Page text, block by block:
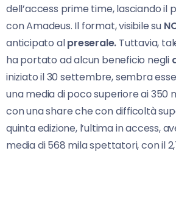
dell’access prime time, lasciando il
con Amadeus. Il format, visibile su
anticipato alpreserale. Tuttavia,
ha portato ad alcun beneficio negli
iniziato il 30 settembre, sembra
una media di poco superiore ai 350
con una share che con difficoltà
quinta edizione, l’ultima in access,
media di 568 mila spettatori, con il